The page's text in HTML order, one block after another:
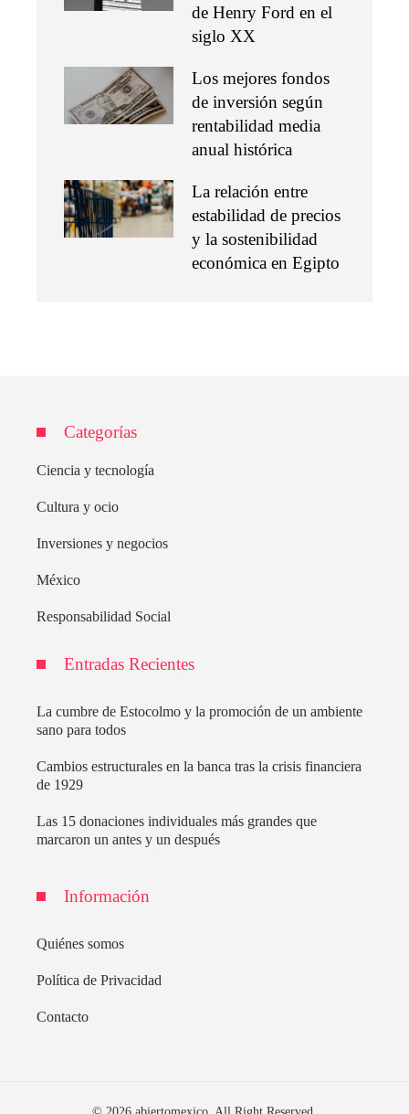
de Henry Ford en el
siglo XX
Los mejores fondos
de inversión según
rentabilidad media
anual histórica
La relación entre
estabilidad de precios
y la sostenibilidad
económica en Egipto
Categorías
Ciencia y tecnología
Cultura y ocio
Inversiones y negocios
México
Responsabilidad Social
Entradas Recientes
La cumbre de Estocolmo y la promoción de un ambiente
sano para todos
Cambios estructurales en la banca tras la crisis financiera
de 1929
Las 15 donaciones individuales más grandes que
marcaron un antes y un después
Información
Quiénes somos
Política de Privacidad
Contacto